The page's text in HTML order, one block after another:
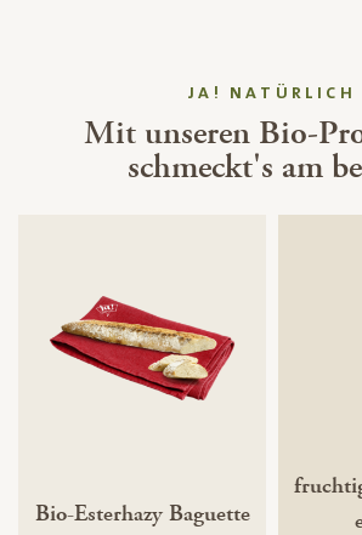
JA! NATÜRLICH
Mit unseren Bio-
schmeckt's am
Bio-Esterhazy Baguette